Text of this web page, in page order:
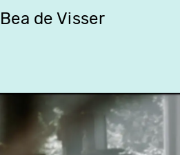
Bea de Visser